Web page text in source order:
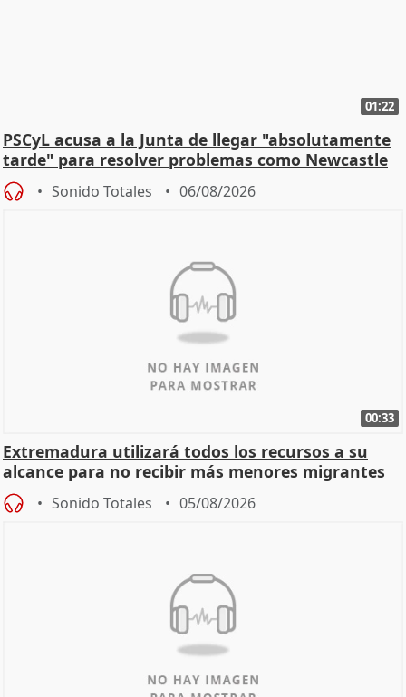
01:22
PSCyL acusa a la Junta de llegar "absolutamente
tarde" para resolver problemas como Newcastle
Sonido Totales 06/08/2026
00:33
Extremadura utilizará todos los recursos a su
alcance para no recibir más menores migrantes
Sonido Totales 05/08/2026